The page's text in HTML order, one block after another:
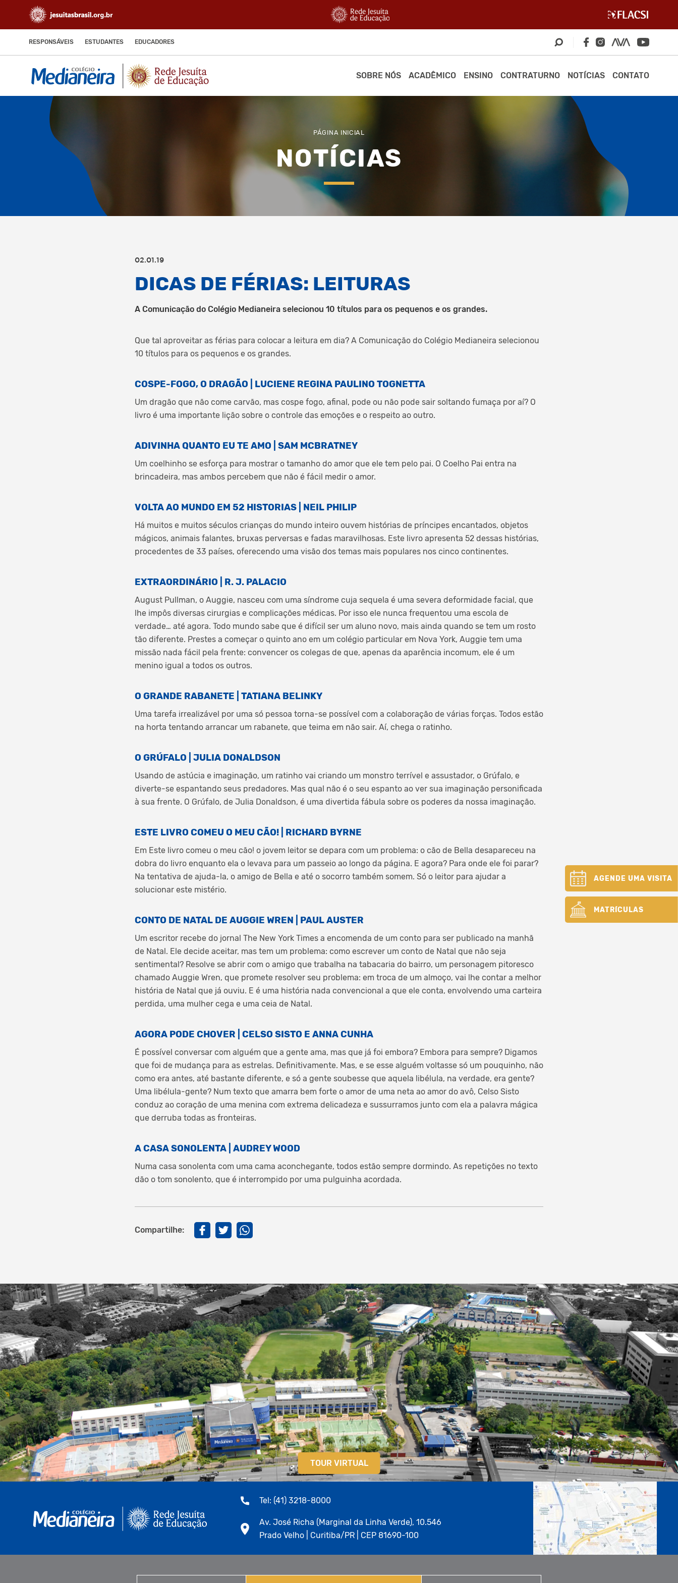
RESPONSÁVEIS ESTUDANTES EDUCADORES
SOBRE NÓS ACADÊMICO ENSINO CONTRATURNO NOTÍCIAS CONTATO
PÁGINA INICIAL
NOTÍCIAS
02.01.19
DICAS DE FÉRIAS: LEITURAS
A Comunicação do Colégio Medianeira selecionou 10 títulos para os pequenos e os grandes.
Que tal aproveitar as férias para colocar a leitura em dia? A Comunicação do Colégio Medianeira selecionou
10 títulos para os pequenos e os grandes.
COSPE-FOGO, O DRAGÃO | LUCIENE REGINA PAULINO TOGNETTA
Um dragão que não come carvão, mas cospe fogo, afinal, pode ou não pode sair soltando fumaça por aí? O
livro é uma importante lição sobre o controle das emoções e o respeito ao outro.
ADIVINHA QUANTO EU TE AMO | SAM MCBRATNEY
Um coelhinho se esforça para mostrar o tamanho do amor que ele tem pelo pai. O Coelho Pai entra na
brincadeira, mas ambos percebem que não é fácil medir o amor.
VOLTA AO MUNDO EM 52 HISTORIAS | NEIL PHILIP
Há muitos e muitos séculos crianças do mundo inteiro ouvem histórias de príncipes encantados, objetos
mágicos, animais falantes, bruxas perversas e fadas maravilhosas. Este livro apresenta 52 dessas histórias,
procedentes de 33 países, oferecendo uma visão dos temas mais populares nos cinco continentes.
EXTRAORDINÁRIO | R. J. PALACIO
August Pullman, o Auggie, nasceu com uma síndrome cuja sequela é uma severa deformidade facial, que
lhe impôs diversas cirurgias e complicações médicas. Por isso ele nunca frequentou uma escola de
verdade… até agora. Todo mundo sabe que é difícil ser um aluno novo, mais ainda quando se tem um rosto
tão diferente. Prestes a começar o quinto ano em um colégio particular em Nova York, Auggie tem uma
missão nada fácil pela frente: convencer os colegas de que, apenas da aparência incomum, ele é um
menino igual a todos os outros.
O GRANDE RABANETE | TATIANA BELINKY
Uma tarefa irrealizável por uma só pessoa torna-se possível com a colaboração de várias forças. Todos estão
na horta tentando arrancar um rabanete, que teima em não sair. Aí, chega o ratinho.
O GRÚFALO | JULIA DONALDSON
Usando de astúcia e imaginação, um ratinho vai criando um monstro terrível e assustador, o Grúfalo, e
diverte-se espantando seus predadores. Mas qual não é o seu espanto ao ver sua imaginação personificada
à sua frente. O Grúfalo, de Julia Donaldson, é uma divertida fábula sobre os poderes da nossa imaginação.
ESTE LIVRO COMEU O MEU CÃO! | RICHARD BYRNE
Em Este livro comeu o meu cão! o jovem leitor se depara com um problema: o cão de Bella desapareceu na
dobra do livro enquanto ela o levava para um passeio ao longo da página. E agora? Para onde ele foi parar?
Na tentativa de ajuda-la, o amigo de Bella e até o socorro também somem. Só o leitor para ajudar a
solucionar este mistério.
CONTO DE NATAL DE AUGGIE WREN | PAUL AUSTER
Um escritor recebe do jornal The New York Times a encomenda de um conto para ser publicado na manhã
de Natal. Ele decide aceitar, mas tem um problema: como escrever um conto de Natal que não seja
sentimental? Resolve se abrir com o amigo que trabalha na tabacaria do bairro, um personagem pitoresco
chamado Auggie Wren, que promete resolver seu problema: em troca de um almoço, vai lhe contar a melhor
história de Natal que já ouviu. E é uma história nada convencional a que ele conta, envolvendo uma carteira
perdida, uma mulher cega e uma ceia de Natal.
AGORA PODE CHOVER | CELSO SISTO E ANNA CUNHA
É possível conversar com alguém que a gente ama, mas que já foi embora? Embora para sempre? Digamos
que foi de mudança para as estrelas. Definitivamente. Mas, e se esse alguém voltasse só um pouquinho, não
como era antes, até bastante diferente, e só a gente soubesse que aquela libélula, na verdade, era gente?
Uma libélula-gente? Num texto que amarra bem forte o amor de uma neta ao amor do avô, Celso Sisto
conduz ao coração de uma menina com extrema delicadeza e sussurramos junto com ela a palavra mágica
que derruba todas as fronteiras.
A CASA SONOLENTA | AUDREY WOOD
Numa casa sonolenta com uma cama aconchegante, todos estão sempre dormindo. As repetições no texto
dão o tom sonolento, que é interrompido por uma pulguinha acordada.
Compartilhe:
AGENDE UMA VISITA
MATRÍCULAS
TOUR VIRTUAL
Tel: (41) 3218-8000
Av. José Richa (Marginal da Linha Verde), 10.546
Prado Velho | Curitiba/PR | CEP 81690-100